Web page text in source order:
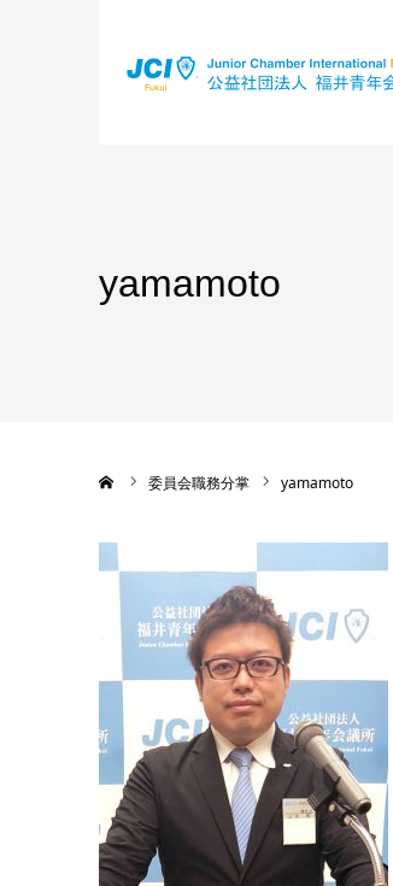
yamamoto
委員会職務分掌 yamamoto